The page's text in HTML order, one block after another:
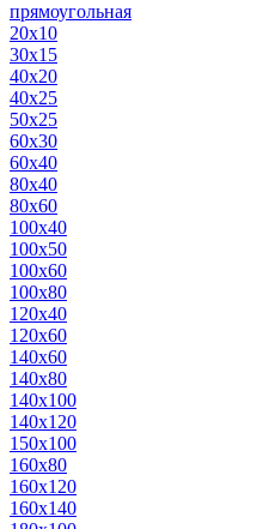
прямоугольная
20х10
30х15
40х20
40х25
50х25
60х30
60х40
80х40
80х60
100х40
100х50
100х60
100х80
120х40
120х60
140х60
140х80
140х100
140х120
150х100
160х80
160х120
160х140